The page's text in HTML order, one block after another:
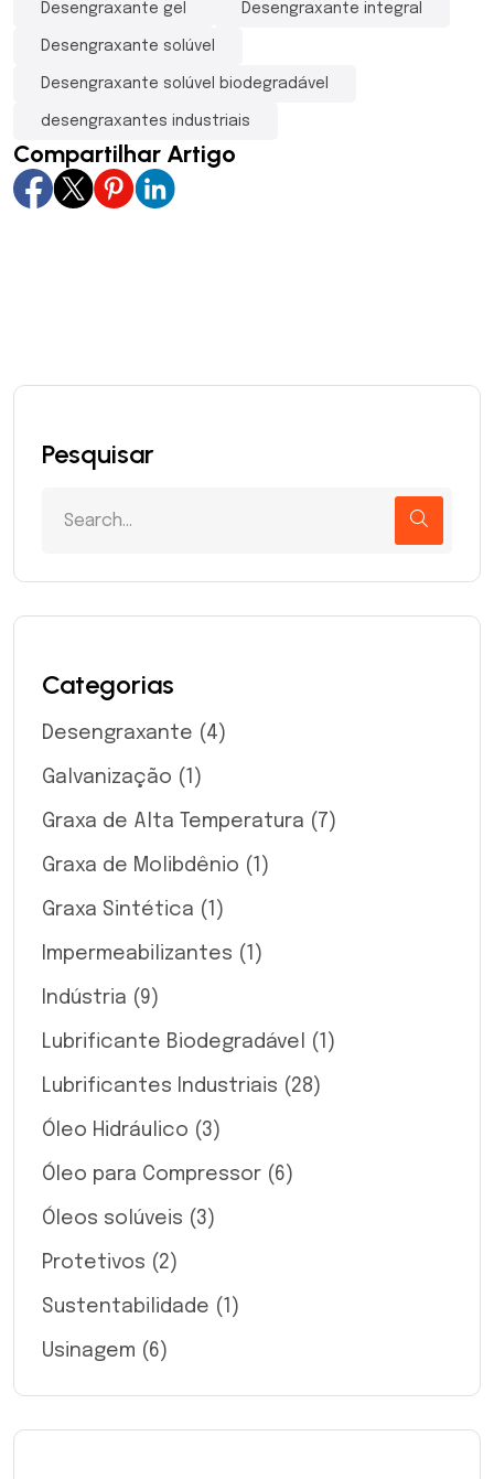
Desengraxante gel Desengraxante integral
Desengraxante solúvel
Desengraxante solúvel biodegradável
desengraxantes industriais
Compartilhar Artigo
Pesquisar
Categorias
Desengraxante (4)
Galvanização (1)
Graxa de Alta Temperatura (7)
Graxa de Molibdênio (1)
Graxa Sintética (1)
Impermeabilizantes (1)
Indústria (9)
Lubrificante Biodegradável (1)
Lubrificantes Industriais (28)
Óleo Hidráulico (3)
Óleo para Compressor (6)
Óleos solúveis (3)
Protetivos (2)
Sustentabilidade (1)
Usinagem (6)